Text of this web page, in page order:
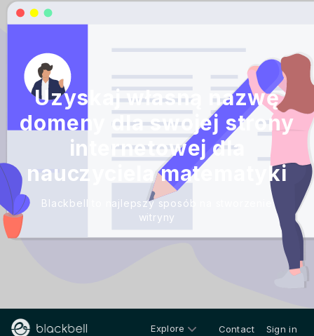
Uzyskaj własną nazwę
domeny dla swojej strony
internetowej dla
nauczyciela matematyki
Blackbell to najlepszy sposób na stworzenie
witryny
Explore Contact Sign in